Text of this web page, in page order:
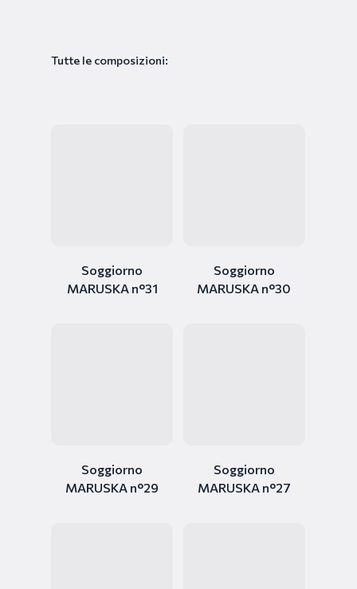
Tutte le composizioni:
Soggiorno
MARUSKA n°31
Soggiorno
MARUSKA n°30
Soggiorno
MARUSKA n°29
Soggiorno
MARUSKA n°27